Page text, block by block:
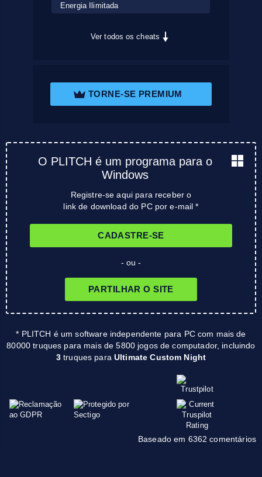
Energia Ilimitada
Ver todos os cheats
TORNE-SE PREMIUM
O PLITCH é um programa para o
Windows
Registre-se aqui para receber o
link de download do PC por e-mail *
CADASTRE-SE
- ou -
PARTILHAR O SITE
* PLITCH é um software independente para PC com mais de
80000 truques para mais de 5800 jogos de computador, incluindo
3truques paraUltimate Custom Night
Baseado em 6362 comentários